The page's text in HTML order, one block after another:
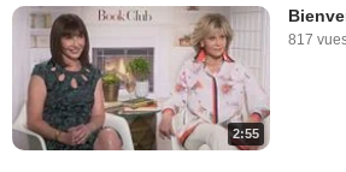
2:55
817